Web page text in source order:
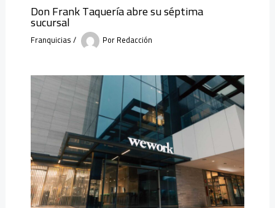
Don Frank Taquería abre su séptima
sucursal
Franquicias/ PorRedacción